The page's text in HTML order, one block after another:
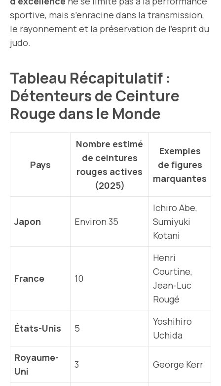
sportive, mais s’enracine dans la transmission,
le rayonnement et la préservation de l’esprit du
judo.
Tableau Récapitulatif :
Détenteurs de Ceinture
Rouge dans le Monde
Pays
Nombre estimé
de ceintures
rouges actives
(2025)
Exemples
de figures
marquantes
Japon Environ 35
Ichiro Abe,
Sumiyuki
Kotani
France 10
Henri
Courtine,
Jean-Luc
Rougé
États-Unis 5
Yoshihiro
Uchida
Royaume-
Uni
3 George Kerr